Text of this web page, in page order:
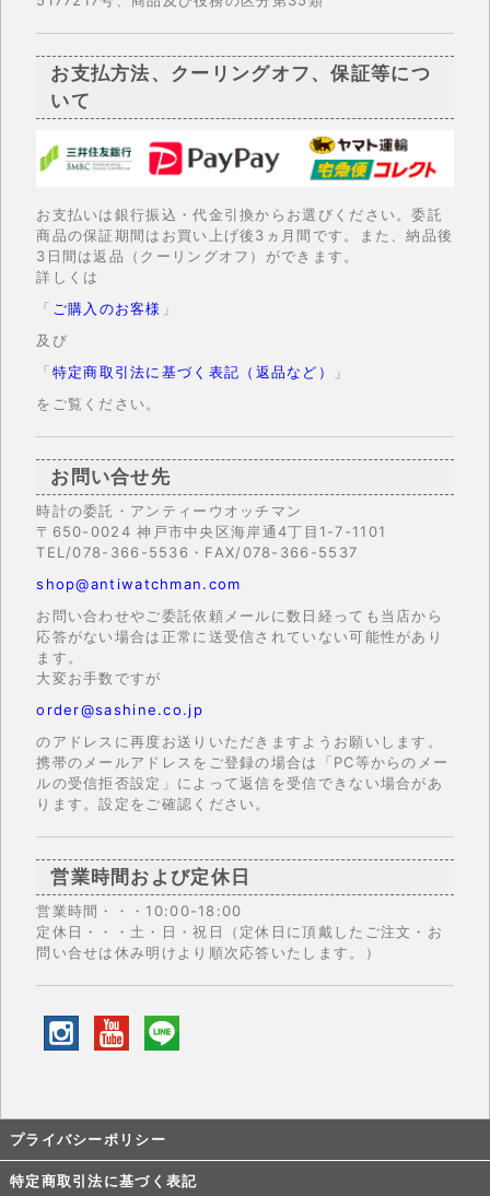
お支払方法、クーリングオフ、保証等につ
いて
お支払いは銀行振込・代金引換からお選びください。委託
商品の保証期間はお買い上げ後3ヵ月間です。また、納品後
3日間は返品（クーリングオフ）ができます。
詳しくは
「 ご購入のお客様 」
及び
「特定商取引法に基づく表記（返品など）
」
をご覧ください。
お問い合せ先
時計の委託・アンティーウオッチマン
〒650-0024 神戸市中央区海岸通4丁目1-7-1101
TEL/078-366-5536・FAX/078-366-5537
shop@antiwatchman.com
お問い合わせやご委託依頼メールに数日経っても当店から
応答がない場合は正常に送受信されていない可能性があり
ます。
大変お手数ですが
order@sashine.co.jp
のアドレスに再度お送りいただきますようお願いします。
携帯のメールアドレスをご登録の場合は「PC等からのメー
ルの受信拒否設定」によって返信を受信できない場合があ
ります。設定をご確認ください。
営業時間および定休日
営業時間・・・10:00-18:00
定休日・・・土・日・祝日（定休日に頂戴したご注文・お
問い合せは休み明けより順次応答いたします。）
プライバシーポリシー
特定商取引法に基づく表記